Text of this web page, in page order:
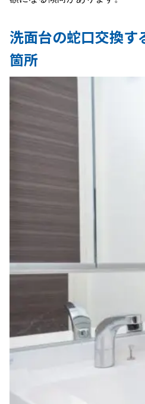
洗面台の蛇口交換す
箇所